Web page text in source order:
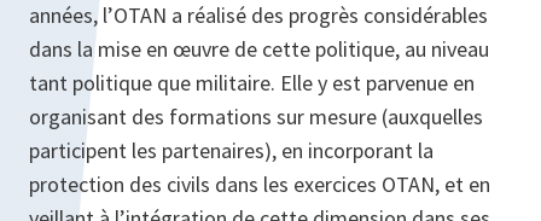
années, l’OTAN a réalisé des progrès considérables
dans la mise en œuvre de cette politique, au niveau
tant politique que militaire. Elle y est parvenue en
organisant des formations sur mesure (auxquelles
participent les partenaires), en incorporant la
protection des civils dans les exercices OTAN, et en